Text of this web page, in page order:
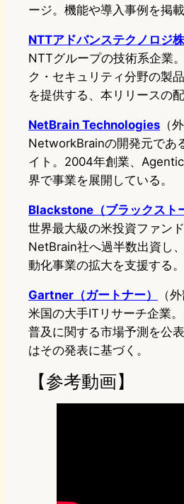
ージ。機能や導入事例を掲載
NTTアドバンステクノロジ
NTTグループの技術系企業
ク・セキュリティ分野の製
を提供する、本リリースの
NetBrain Technologies （
NetworkBrainの開発元であ
イト。2004年創業、
界で事業を展開している。
Blackstone（ブラックスト
世界最大級の米投資ファン
NetBrain社へ過半数出資し
動化事業の拡大を支援する。
Gartner（ガートナー）
（
米国の大手ITリサーチ企業
普及に関する市場予測を公
はその発表に基づく。
【参考動画】